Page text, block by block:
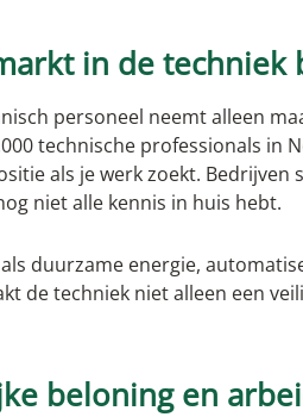
in de techniek
personeel neemt alleen
technische professionals in
als je werk zoekt.
niet alle kennis in huis hebt.
duurzame energie,
de techniek niet alleen een
beloning en